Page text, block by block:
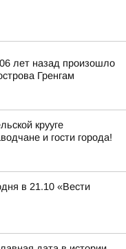
лет назад произошло
Гренгам
крууге
и гости города!
в 21.10 «Вести